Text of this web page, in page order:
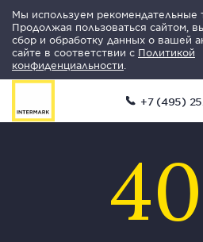
Мы используем рекомендательные
Продолжая пользоваться сайтом,
сбор и обработку данных о вашей
сайте в соответствии с Политикой
конфиденциальности
+7 (495)